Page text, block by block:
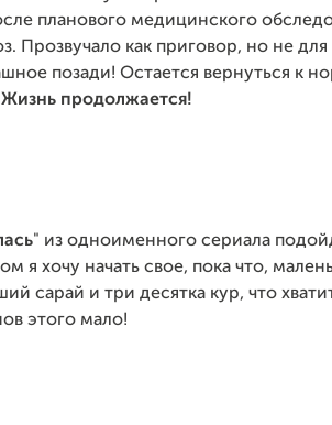
планового медицинского
Прозвучало как приговор, но не
позади! Остается вернуться к
Жизнь продолжается!
" из одноименного сериала
я хочу начать свое, пока что,
сарай и три десятка кур, что
этого мало!